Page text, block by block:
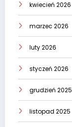
kwiecień 2026
marzec 2026
luty 2026
styczeń 2026
grudzień 2025
listopad 2025